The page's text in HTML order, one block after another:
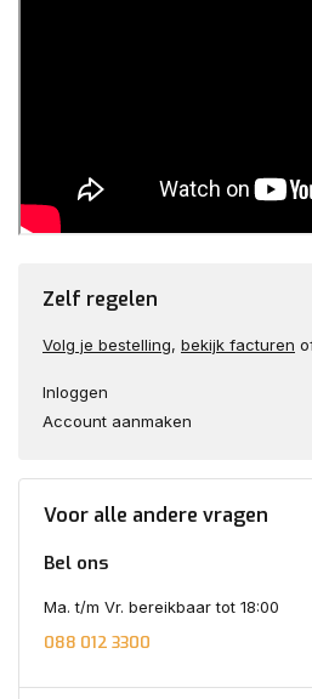
Zelf regelen
Volg je bestelling, bekijk facturen
Inloggen
Account aanmaken
Voor alle andere vragen
Bel ons
Ma. t/m Vr. bereikbaar tot 18:00
088 012 3300